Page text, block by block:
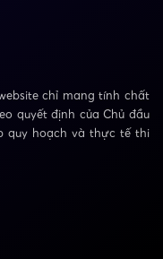
chỉ mang tính chất
quyết định của Chủ đầu
quy hoạch và thực tế thi